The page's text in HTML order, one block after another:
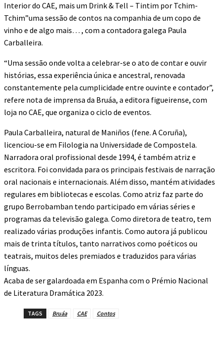
Interior do CAE, mais um Drink & Tell – Tintim por Tchim-
Tchim”uma sessão de contos na companhia de um copo de
vinho e de algo mais… , com a contadora galega Paula
Carballeira.
“Uma sessão onde volta a celebrar-se o ato de contar e ouvir
histórias, essa experiência única e ancestral, renovada
constantemente pela cumplicidade entre ouvinte e contador”,
refere nota de imprensa da Bruáa, a editora figueirense, com
loja no CAE, que organiza o ciclo de eventos.
Paula Carballeira, natural de Maniños (fene. A Coruña),
licenciou-se em Filologia na Universidade de Compostela.
Narradora oral profissional desde 1994, é também atriz e
escritora. Foi convidada para os principais festivais de narração
oral nacionais e internacionais. Além disso, mantém atividades
regulares em bibliotecas e escolas. Como atriz faz parte do
grupo Berrobamban tendo participado em várias séries e
programas da televisão galega. Como diretora de teatro, tem
realizado várias produções infantis. Como autora já publicou
mais de trinta títulos, tanto narrativos como poéticos ou
teatrais, muitos deles premiados e traduzidos para várias
línguas.
Acaba de ser galardoada em Espanha com o Prémio Nacional
de Literatura Dramática 2023.
TAGS Bruáa CAE Contos